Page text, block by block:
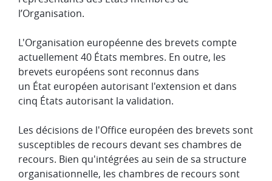
l’Organisation.
L'Organisation européenne des brevets compte
actuellement 40 États membres. En outre, les
brevets européens sont reconnus dans
un État européen autorisant l'extension et dans
cinq États autorisant la validation.
Les décisions de l'Office européen des brevets sont
susceptibles de recours devant ses chambres de
recours. Bien qu'intégrées au sein de sa structure
organisationnelle, les chambres de recours sont